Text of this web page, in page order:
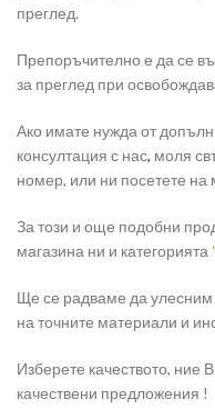
преглед.
Препоръчително е да се
за преглед при
Ако имате нужда от
консултация с нас, моля
номер, или ни посетете на
За този и още подобни
магазина ни и категорията
Ще се радваме да улесним
на точните материали и
Изберете качеството, ние
качествени предложения !